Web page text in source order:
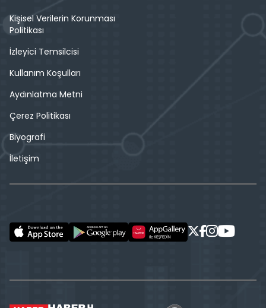
Kişisel Verilerin Korunması
Politikası
İzleyici Temsilcisi
Kullanım Koşulları
Aydınlatma Metni
Çerez Politikası
Biyografi
İletişim